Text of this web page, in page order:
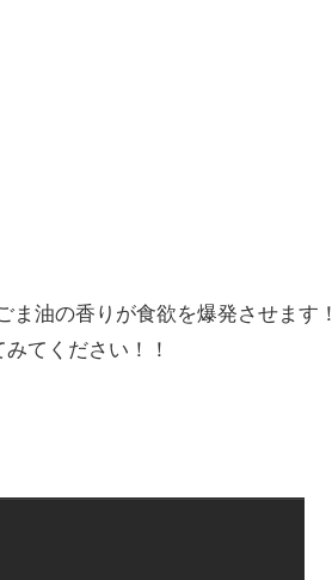
油の香りが食欲を爆発させます！
てください！！